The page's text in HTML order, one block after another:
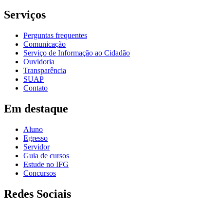
Serviços
Perguntas frequentes
Comunicação
Serviço de Informação ao Cidadão
Ouvidoria
Transparência
SUAP
Contato
Em destaque
Aluno
Egresso
Servidor
Guia de cursos
Estude no IFG
Concursos
Redes Sociais